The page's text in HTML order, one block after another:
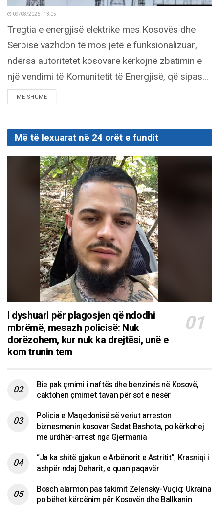
09/08/2026 - 13:05
Tregtia e energjisë elektrike mes Kosovës dhe
Serbisë vazhdon të mos jetë e funksionalizuar,
ndërsa autoritetet kosovare kërkojnë zbatimin e
një vendimi të Komunitetit të Energjisë, që sipas...
MË SHUMËDETAILS
Më të lexuarat në 24 orët e fundit
I dyshuari për plagosjen që ndodhi
mbrëmë, mesazh policisë: Nuk
dorëzohem, kur nuk ka drejtësi, unë e
kom trunin tem
Bie pak çmimi i naftës dhe benzinës në Kosovë,
caktohen çmimet tavan për sot e nesër
Policia e Maqedonisë së veriut arreston
biznesmenin kosovar Sedat Bashota, po kërkohej
me urdhër-arrest nga Gjermania
“Ja ka shitë gjakun e Arbënorit e Astritit”, Krasniqi i
ashpër ndaj Deharit, e quan paqavër
Bosch alarmon pas takimit Zelensky-Vuçiq: Ukraina
po bëhet kërcënim për Kosovën dhe Ballkanin